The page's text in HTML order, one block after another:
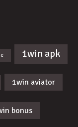
1win apk
1win aviator
bonus